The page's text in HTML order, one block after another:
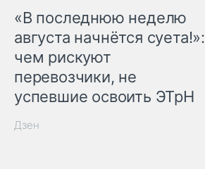
«В последнюю неделю
августа начнётся суета!»:
чем рискуют
перевозчики, не
успевшие освоить ЭТрН
Дзен